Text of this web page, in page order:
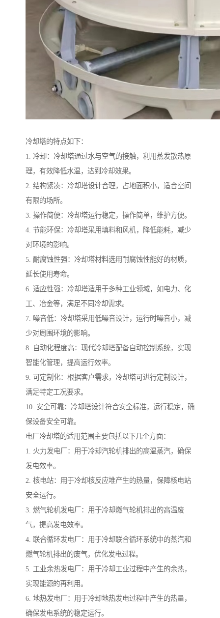
冷却塔的特点如下：
1. 冷却：冷却塔通过水与空气的接触，利用蒸发散热原
理，有效降低水温，达到冷却效果。
2. 结构紧凑：冷却塔设计合理，占地面积小，适合空间
有限的场所。
3. 操作简便：冷却塔运行稳定，操作简单，维护方便。
4. 节能环保：冷却塔采用填料和风机，降低能耗，减少
对环境的影响。
5. 耐腐蚀性强：冷却塔材料选用耐腐蚀性能好的材质，
延长使用寿命。
6. 适应性强：冷却塔适用于多种工业领域，如电力、化
工、冶金等，满足不同冷却需求。
7. 噪音低：冷却塔采用低噪音设计，运行时噪音小，减
少对周围环境的影响。
8. 自动化程度高：现代冷却塔配备自动控制系统，实现
智能化管理，提高运行效率。
9. 可定制化：根据客户需求，冷却塔可进行定制设计，
满足特定工况要求。
10. 安全可靠：冷却塔设计符合安全标准，运行稳定，确
保设备安全可靠。
电厂冷却塔的适用范围主要包括以下几个方面：
1. 火力发电厂：用于冷却汽轮机排出的高温蒸汽，确保
发电效率。
2. 核电站：用于冷却核反应堆产生的热量，保障核电站
安全运行。
3. 燃气轮机发电厂：用于冷却燃气轮机排出的高温废
气，提高发电效率。
4. 联合循环发电厂：用于冷却联合循环系统中的蒸汽和
燃气轮机排出的废气，优化发电过程。
5. 工业余热发电厂：用于冷却工业过程中产生的余热，
实现能源的再利用。
6. 地热发电厂：用于冷却地热发电过程中产生的热量，
确保发电系统的稳定运行。